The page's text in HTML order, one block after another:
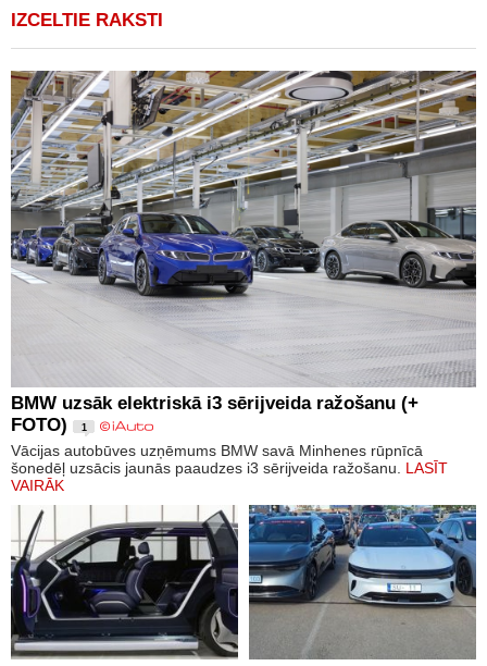
IZCELTIE RAKSTI
BMW uzsāk elektriskā i3 sērijveida ražošanu (+
FOTO)
1
Vācijas autobūves uzņēmums BMW savā Minhenes rūpnīcā
šonedēļ uzsācis jaunās paaudzes i3 sērijveida ražošanu. LASĪT
VAIRĀK